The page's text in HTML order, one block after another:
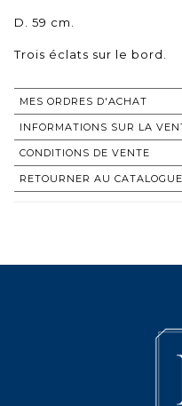
D. 59 cm.
Trois éclats sur le bord.
MES ORDRES D'ACHAT
INFORMATIONS SUR LA
CONDITIONS DE VENTE
RETOURNER AU CATALOGUE